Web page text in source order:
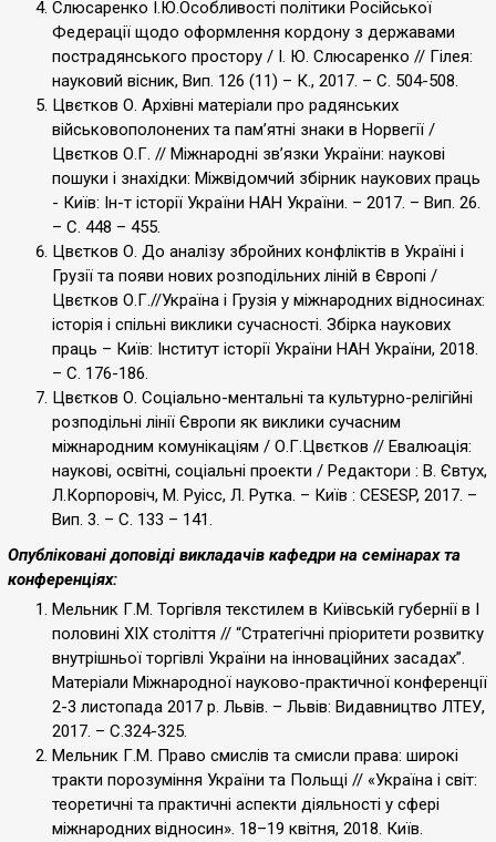
Слюсаренко І.Ю.Особливості політики Російської
Федерації щодо оформлення кордону з державами
пострадянського простору / І. Ю. Слюсаренко // Гілея:
науковий вісник, Вип. 126 (11) – К., 2017. – С. 504-508.
Цвєтков О. Архівні матеріали про радянських
військовополонених та пам’ятні знаки в Норвегії /
Цвєтков О.Г. // Міжнародні зв’язки України: наукові
пошуки і знахідки: Міжвідомчий збірник наукових праць
- Київ: Ін-т історії України НАН України. – 2017. – Вип. 26.
– С. 448 – 455.
Цвєтков О. До аналізу збройних конфліктів в Україні і
Грузії та появи нових розподільних ліній в Європі /
Цвєтков О.Г.//Україна і Грузія у міжнародних відносинах:
історія і спільні виклики сучасності. Збірка наукових
праць – Київ: Інститут історії України НАН України, 2018.
– С. 176-186.
Цвєтков О. Соціально-ментальні та культурно-релігійні
розподільні лінії Європи як виклики сучасним
міжнародним комунікаціям / О.Г.Цвєтков // Евалюація:
наукові, освітні, соціальні проекти / Редактори : В. Євтух,
Л.Корпоровіч, М. Руісс, Л. Рутка. – Київ : CESESP, 2017. –
Вип. 3. – С. 133 – 141.
Опубліковані доповіді викладачів кафедри на семінарах та
конференціях:
Мельник Г.М. Торгівля текстилем в Київській губернії в І
половині ХІХ століття // “Стратегічні пріоритети розвитку
внутрішньої торгівлі України на інноваційних засадах”.
Матеріали Міжнародної науково-практичної конференції
2-3 листопада 2017 р. Львів. – Львів: Видавництво ЛТЕУ,
2017. – С.324-325.
Мельник Г.М. Право смислів та смисли права: широкі
тракти порозуміння України та Польщі // «Україна і світ:
теоретичні та практичні аспекти діяльності у сфері
міжнародних відносин». 18–19 квітня, 2018. Київ.